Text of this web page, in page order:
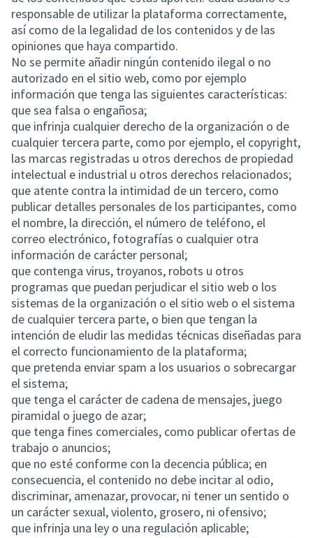
responsable de utilizar la plataforma correctamente,
así como de la legalidad de los contenidos y de las
opiniones que haya compartido.
No se permite añadir ningún contenido ilegal o no
autorizado en el sitio web, como por ejemplo
información que tenga las siguientes características:
que sea falsa o engañosa;
que infrinja cualquier derecho de la organización o de
cualquier tercera parte, como por ejemplo, el copyright,
las marcas registradas u otros derechos de propiedad
intelectual e industrial u otros derechos relacionados;
que atente contra la intimidad de un tercero, como
publicar detalles personales de los participantes, como
el nombre, la dirección, el número de teléfono, el
correo electrónico, fotografías o cualquier otra
información de carácter personal;
que contenga virus, troyanos, robots u otros
programas que puedan perjudicar el sitio web o los
sistemas de la organización o el sitio web o el sistema
de cualquier tercera parte, o bien que tengan la
intención de eludir las medidas técnicas diseñadas para
el correcto funcionamiento de la plataforma;
que pretenda enviar spam a los usuarios o sobrecargar
el sistema;
que tenga el carácter de cadena de mensajes, juego
piramidal o juego de azar;
que tenga fines comerciales, como publicar ofertas de
trabajo o anuncios;
que no esté conforme con la decencia pública; en
consecuencia, el contenido no debe incitar al odio,
discriminar, amenazar, provocar, ni tener un sentido o
un carácter sexual, violento, grosero, ni ofensivo;
que infrinja una ley o una regulación aplicable;